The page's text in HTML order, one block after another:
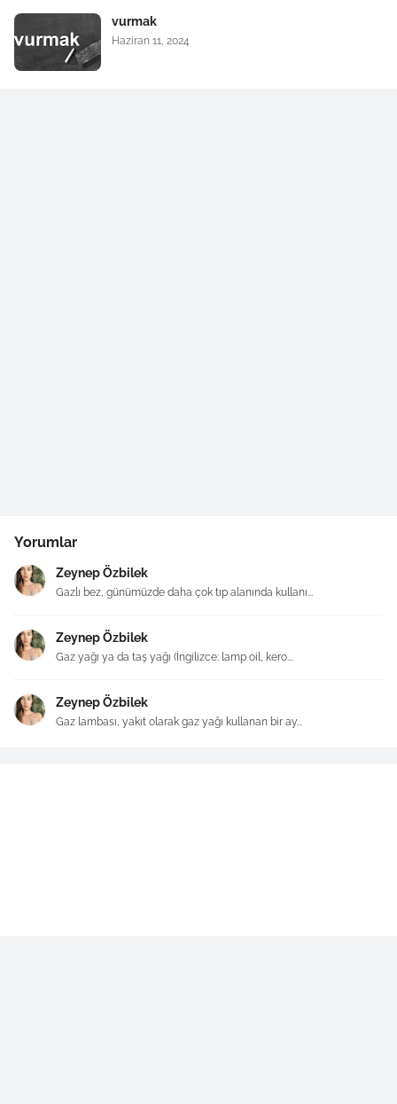
vurmak
Haziran 11, 2024
Yorumlar
Zeynep Özbilek
Gazlı bez, günümüzde daha çok tıp alanında kullanı...
Zeynep Özbilek
Gaz yağı ya da taş yağı (İngilizce: lamp oil, kero...
Zeynep Özbilek
Gaz lambası, yakıt olarak gaz yağı kullanan bir ay...